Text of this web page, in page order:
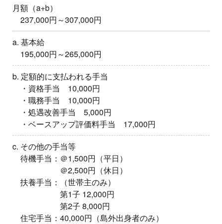
月額（a+b）
237,000円～307,000円
a. 基本給
195,000円～265,000円
b. 定額的に支払われる手当
・資格手当 10,000円
・職務手当 10,000円
・処遇改善手当 5,000円
・ベースアップ評価料手当 17,000円
c. その他の手当等
待機手当：＠1,500円（平日）
＠2,500円（休日）
扶養手当：（世帯主のみ）
第1子 12,000円
第2子 8,000円
住宅手当：40,000円（島外出身者のみ）